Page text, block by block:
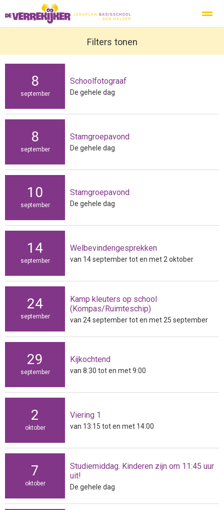
Protocol Social Media Ouderbeleidsplan
Home Nieuws Zoeken
Filters tonen
8
september
Schoolfotograaf
De gehele dag
8
september
Stamgroepavond
De gehele dag
10
september
Stamgroepavond
De gehele dag
14
september
Welbevindengesprekken
van 14 september tot en met 2 oktober
24
september
Kamp kleuters op school
(Kompas/Ruimteschip)
van 24 september tot en met 25 september
29
september
Kijkochtend
van 8:30 tot en met 9:00
2
oktober
Viering 1
van 13:15 tot en met 14:00
7
oktober
Studiemiddag. Kinderen zijn om 11:45 uur
uit!
De gehele dag